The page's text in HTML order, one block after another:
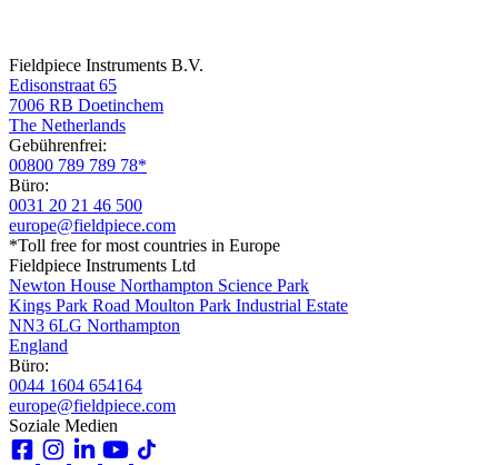
Fieldpiece Instruments B.V.
Edisonstraat 65
7006 RB Doetinchem
The Netherlands
Gebührenfrei:
00800 789 789 78*
Büro:
0031 20 21 46 500
europe@fieldpiece.com
*Toll free for most countries in Europe
Fieldpiece Instruments Ltd
Newton House Northampton Science Park
Kings Park Road Moulton Park Industrial Estate
NN3 6LG Northampton
England
Büro:
0044 1604 654164
europe@fieldpiece.com
Soziale Medien